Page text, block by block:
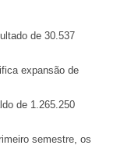
de 30.537
expansão de
de 1.265.250
semestre, os